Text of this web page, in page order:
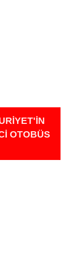
OTOBÜS